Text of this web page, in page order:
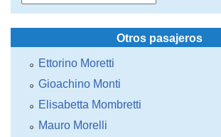
Otros pasajeros
Ettorino Moretti
Gioachino Monti
Elisabetta Mombretti
Mauro Morelli